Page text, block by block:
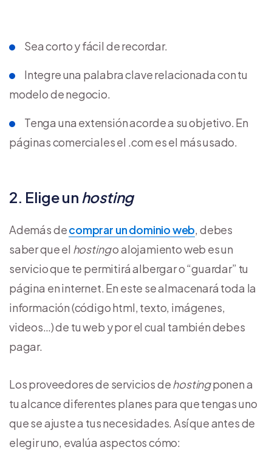
Sea corto y fácil de recordar.
Integre una palabra clave relacionada con tu
modelo de negocio.
Tenga una extensión acorde a su objetivo. En
páginas comerciales el .com es el más usado.
2. Elige un hosting
Además decomprar un dominio web, debes
saber que el hostingo alojamiento web es un
servicio que te permitirá albergar o “guardar” tu
página en internet. En este se almacenará toda la
información (código html, texto, imágenes,
videos…) de tu web y por el cual también debes
pagar.
Los proveedores de servicios dehostingponen a
tu alcance diferentes planes para que tengas uno
que se ajuste a tus necesidades. Así que antes de
elegir uno, evalúa aspectos cómo: